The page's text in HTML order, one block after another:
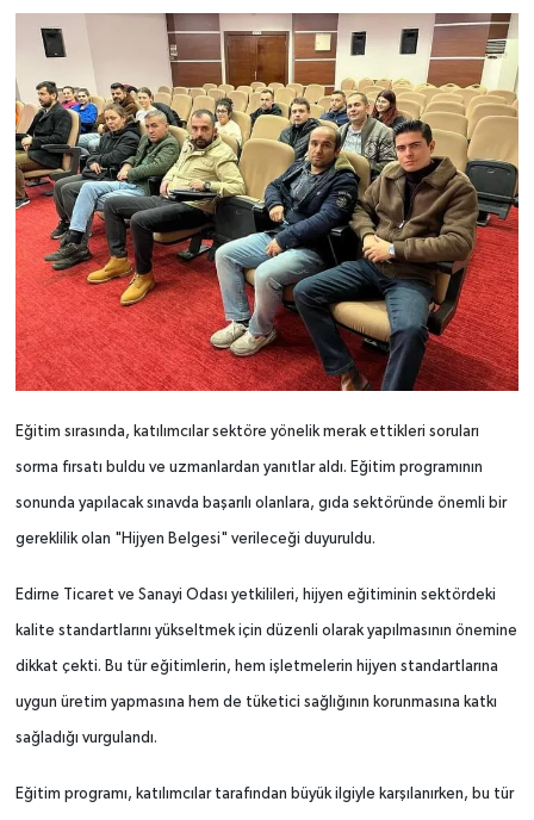
Eğitim sırasında, katılımcılar sektöre yönelik merak ettikleri soruları
sorma fırsatı buldu ve uzmanlardan yanıtlar aldı. Eğitim programının
sonunda yapılacak sınavda başarılı olanlara, gıda sektöründe önemli bir
gereklilik olan "Hijyen Belgesi" verileceği duyuruldu.
Edirne Ticaret ve Sanayi Odası yetkilileri, hijyen eğitiminin sektördeki
kalite standartlarını yükseltmek için düzenli olarak yapılmasının önemine
dikkat çekti. Bu tür eğitimlerin, hem işletmelerin hijyen standartlarına
uygun üretim yapmasına hem de tüketici sağlığının korunmasına katkı
sağladığı vurgulandı.
Eğitim programı, katılımcılar tarafından büyük ilgiyle karşılanırken, bu tür